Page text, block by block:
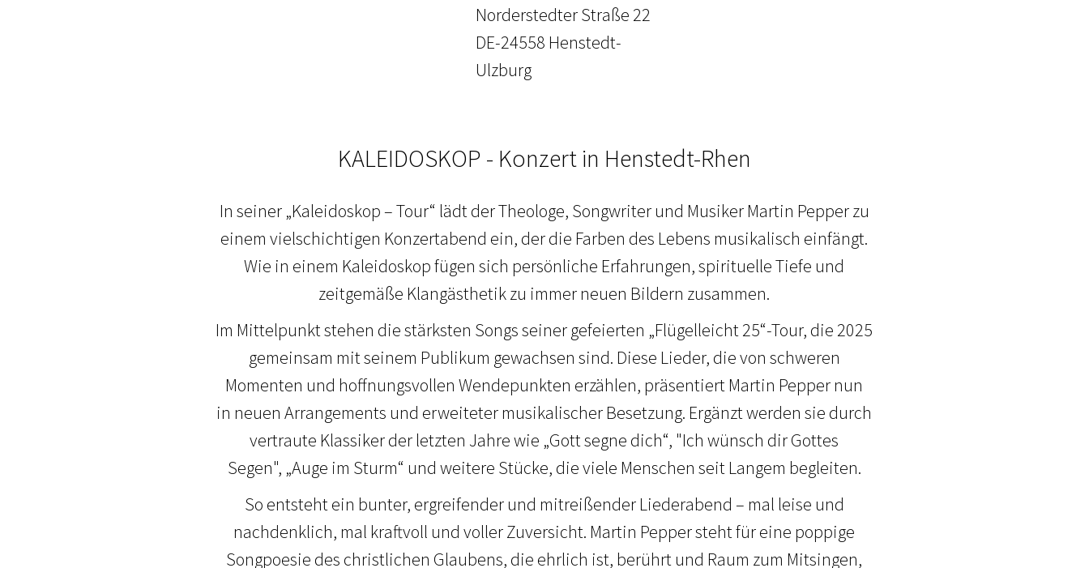
Norderstedter Straße 22
DE-24558 Henstedt-
Ulzburg
KALEIDOSKOP - Konzert in Henstedt-Rhen
In seiner „Kaleidoskop – Tour“ lädt der Theologe, Songwriter und Musiker Martin Pepper zu
einem vielschichtigen Konzertabend ein, der die Farben des Lebens musikalisch einfängt.
Wie in einem Kaleidoskop fügen sich persönliche Erfahrungen, spirituelle Tiefe und
zeitgemäße Klangästhetik zu immer neuen Bildern zusammen.
Im Mittelpunkt stehen die stärksten Songs seiner gefeierten „Flügelleicht 25“-Tour, die 2025
gemeinsam mit seinem Publikum gewachsen sind. Diese Lieder, die von schweren
Momenten und hoffnungsvollen Wendepunkten erzählen, präsentiert Martin Pepper nun
in neuen Arrangements und erweiteter musikalischer Besetzung. Ergänzt werden sie durch
vertraute Klassiker der letzten Jahre wie „Gott segne dich“, "Ich wünsch dir Gottes
Segen", „Auge im Sturm“ und weitere Stücke, die viele Menschen seit Langem begleiten.
So entsteht ein bunter, ergreifender und mitreißender Liederabend – mal leise und
nachdenklich, mal kraftvoll und voller Zuversicht. Martin Pepper steht für eine poppige
Songpoesie des christlichen Glaubens, die ehrlich ist, berührt und Raum zum Mitsingen,